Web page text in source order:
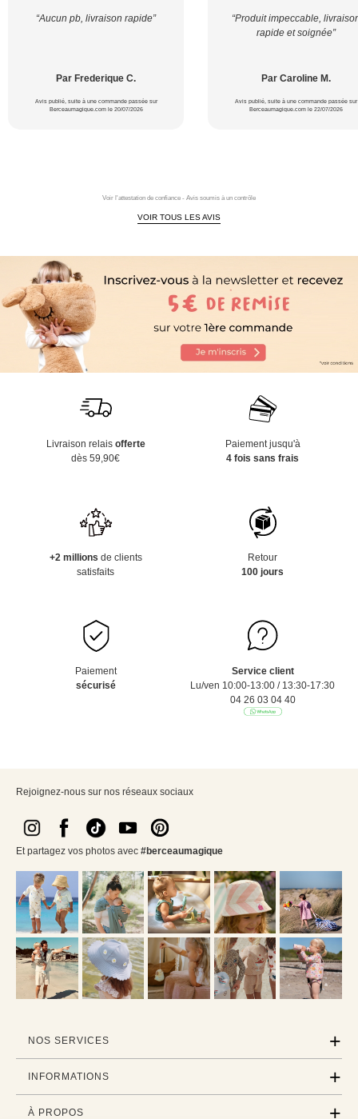
“Aucun pb, livraison rapide”
Par Frederique C.
Avis publié, suite à une commande passée sur
Berceaumagique.com le 20/07/2026
“Produit impeccable,
rapide et soignée”
Par Caroline M.
Avis publié, suite à une commande passée sur
Berceaumagique.com le 22/07/2026
Voir l'attestation de confiance - Avis soumis à un contrôle
VOIR TOUS LES AVIS
Livraison relais offerte
dès 59,90€
Paiement jusqu'à
4 fois sans frais
+2 millions de clients
satisfaits
Retour
100 jours
Paiement
sécurisé
Service client
Lu/ven 10:00-13:00 / 13:30-17:30
04 26 03 04 40
Rejoignez-nous sur nos réseaux sociaux
Et partagez vos photos avec #berceaumagique
NOS SERVICES
INFORMATIONS
À PROPOS